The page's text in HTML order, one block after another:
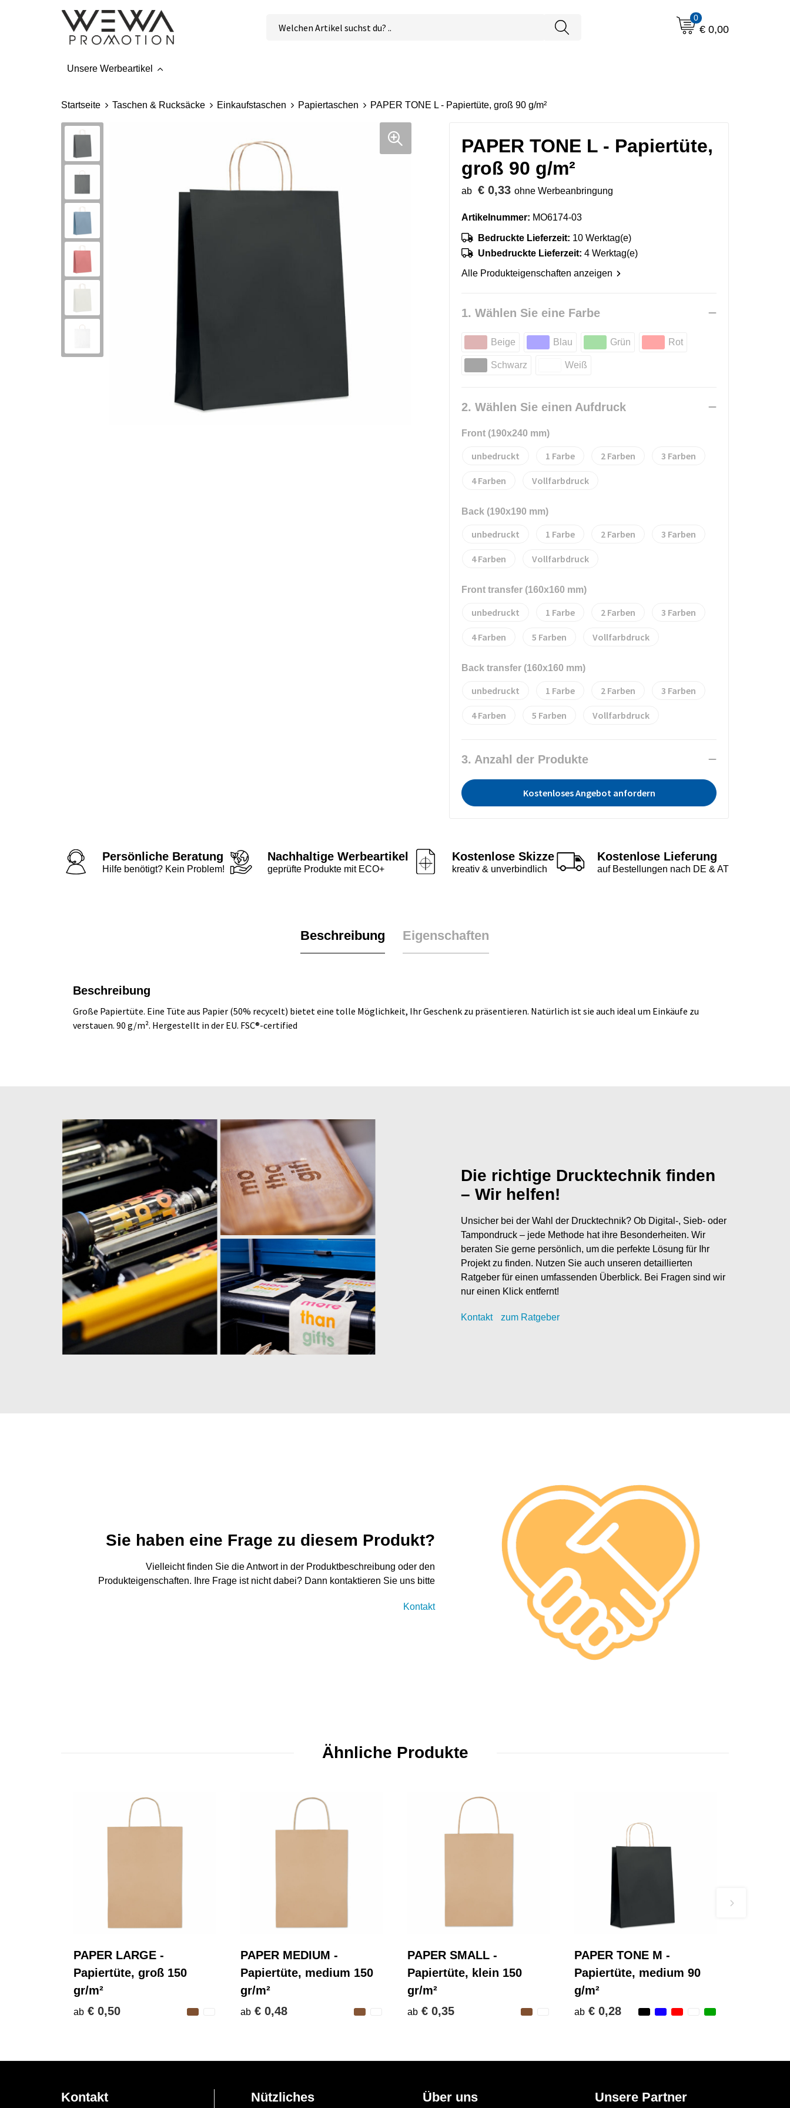
0
€ 0,00
Unsere Werbeartikel
Startseite Taschen & Rucksäcke Einkaufstaschen Papiertaschen PAPER TONE L - Papiertüte, groß 90 g/m²
PAPER TONE L - Papiertüte,
groß 90 g/m²
ab € 0,33 ohne Werbeanbringung
Artikelnummer: MO6174-03
Bedruckte Lieferzeit: 10 Werktag(e)
Unbedruckte Lieferzeit: 4 Werktag(e)
Alle Produkteigenschaften anzeigen
1. Wählen Sie eine Farbe
Beige Blau Grün Rot
Schwarz Weiß
2. Wählen Sie einen Aufdruck
Front (190x240 mm)
unbedruckt 1 2 3
4 Vollfarbdruck
Back (190x190 mm)
unbedruckt 1 2 3
4 Vollfarbdruck
Front transfer (160x160 mm)
unbedruckt 1 2 3
4 5 Vollfarbdruck
Back transfer (160x160 mm)
unbedruckt 1 2 3
4 5 Vollfarbdruck
3. Anzahl der Produkte
Kostenloses Angebot anfordern
Persönliche Beratung
Hilfe benötigt? Kein Problem!
Nachhaltige Werbeartikel
geprüfte Produkte mit ECO+
Kostenlose Skizze
kreativ & unverbindlich
Kostenlose Lieferung
auf Bestellungen nach DE & AT
Beschreibung Eigenschaften
Beschreibung
Große Papiertüte. Eine Tüte aus Papier (50% recycelt) bietet eine tolle Möglichkeit, Ihr Geschenk zu präsentieren. Natürlich ist sie auch ideal um Einkäufe zu
verstauen. 90 g/m². Hergestellt in der EU. FSC®-certified
Die richtige Drucktechnik finden
– Wir helfen!
Unsicher bei der Wahl der Drucktechnik? Ob Digital-, Sieb- oder
Tampondruck – jede Methode hat ihre Besonderheiten. Wir
beraten Sie gerne persönlich, um die perfekte Lösung für Ihr
Projekt zu finden. Nutzen Sie auch unseren detaillierten
Ratgeber für einen umfassenden Überblick. Bei Fragen sind wir
nur einen Klick entfernt!
Kontakt zum Ratgeber
Sie haben eine Frage zu diesem Produkt?
Vielleicht finden Sie die Antwort in der Produktbeschreibung oder den
Produkteigenschaften. Ihre Frage ist nicht dabei? Dann kontaktieren Sie uns bitte
Kontakt
Ähnliche Produkte
PAPER LARGE -
Papiertüte, groß 150
gr/m²
ab € 0,50
PAPER MEDIUM -
Papiertüte, medium 150
gr/m²
ab € 0,48
PAPER SMALL -
Papiertüte, klein 150
gr/m²
ab € 0,35
PAPER TONE M -
Papiertüte, medium 90
g/m²
ab € 0,28
Kontakt Nützliches Über uns Unsere Partner